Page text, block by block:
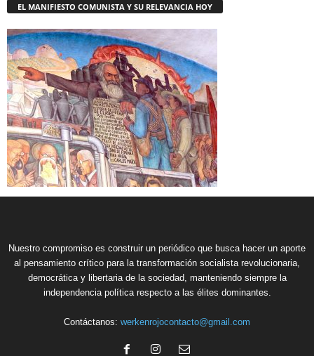
EL MANIFIESTO COMUNISTA Y SU RELEVANCIA HOY
Nuestro compromiso es construir un periódico que busca hacer un aporte
al pensamiento crítico para la transformación socialista revolucionaria,
democrática y libertaria de la sociedad, manteniendo siempre la
independencia política respecto a las élites dominantes.
Contáctanos: werkenrojocontacto@gmail.com